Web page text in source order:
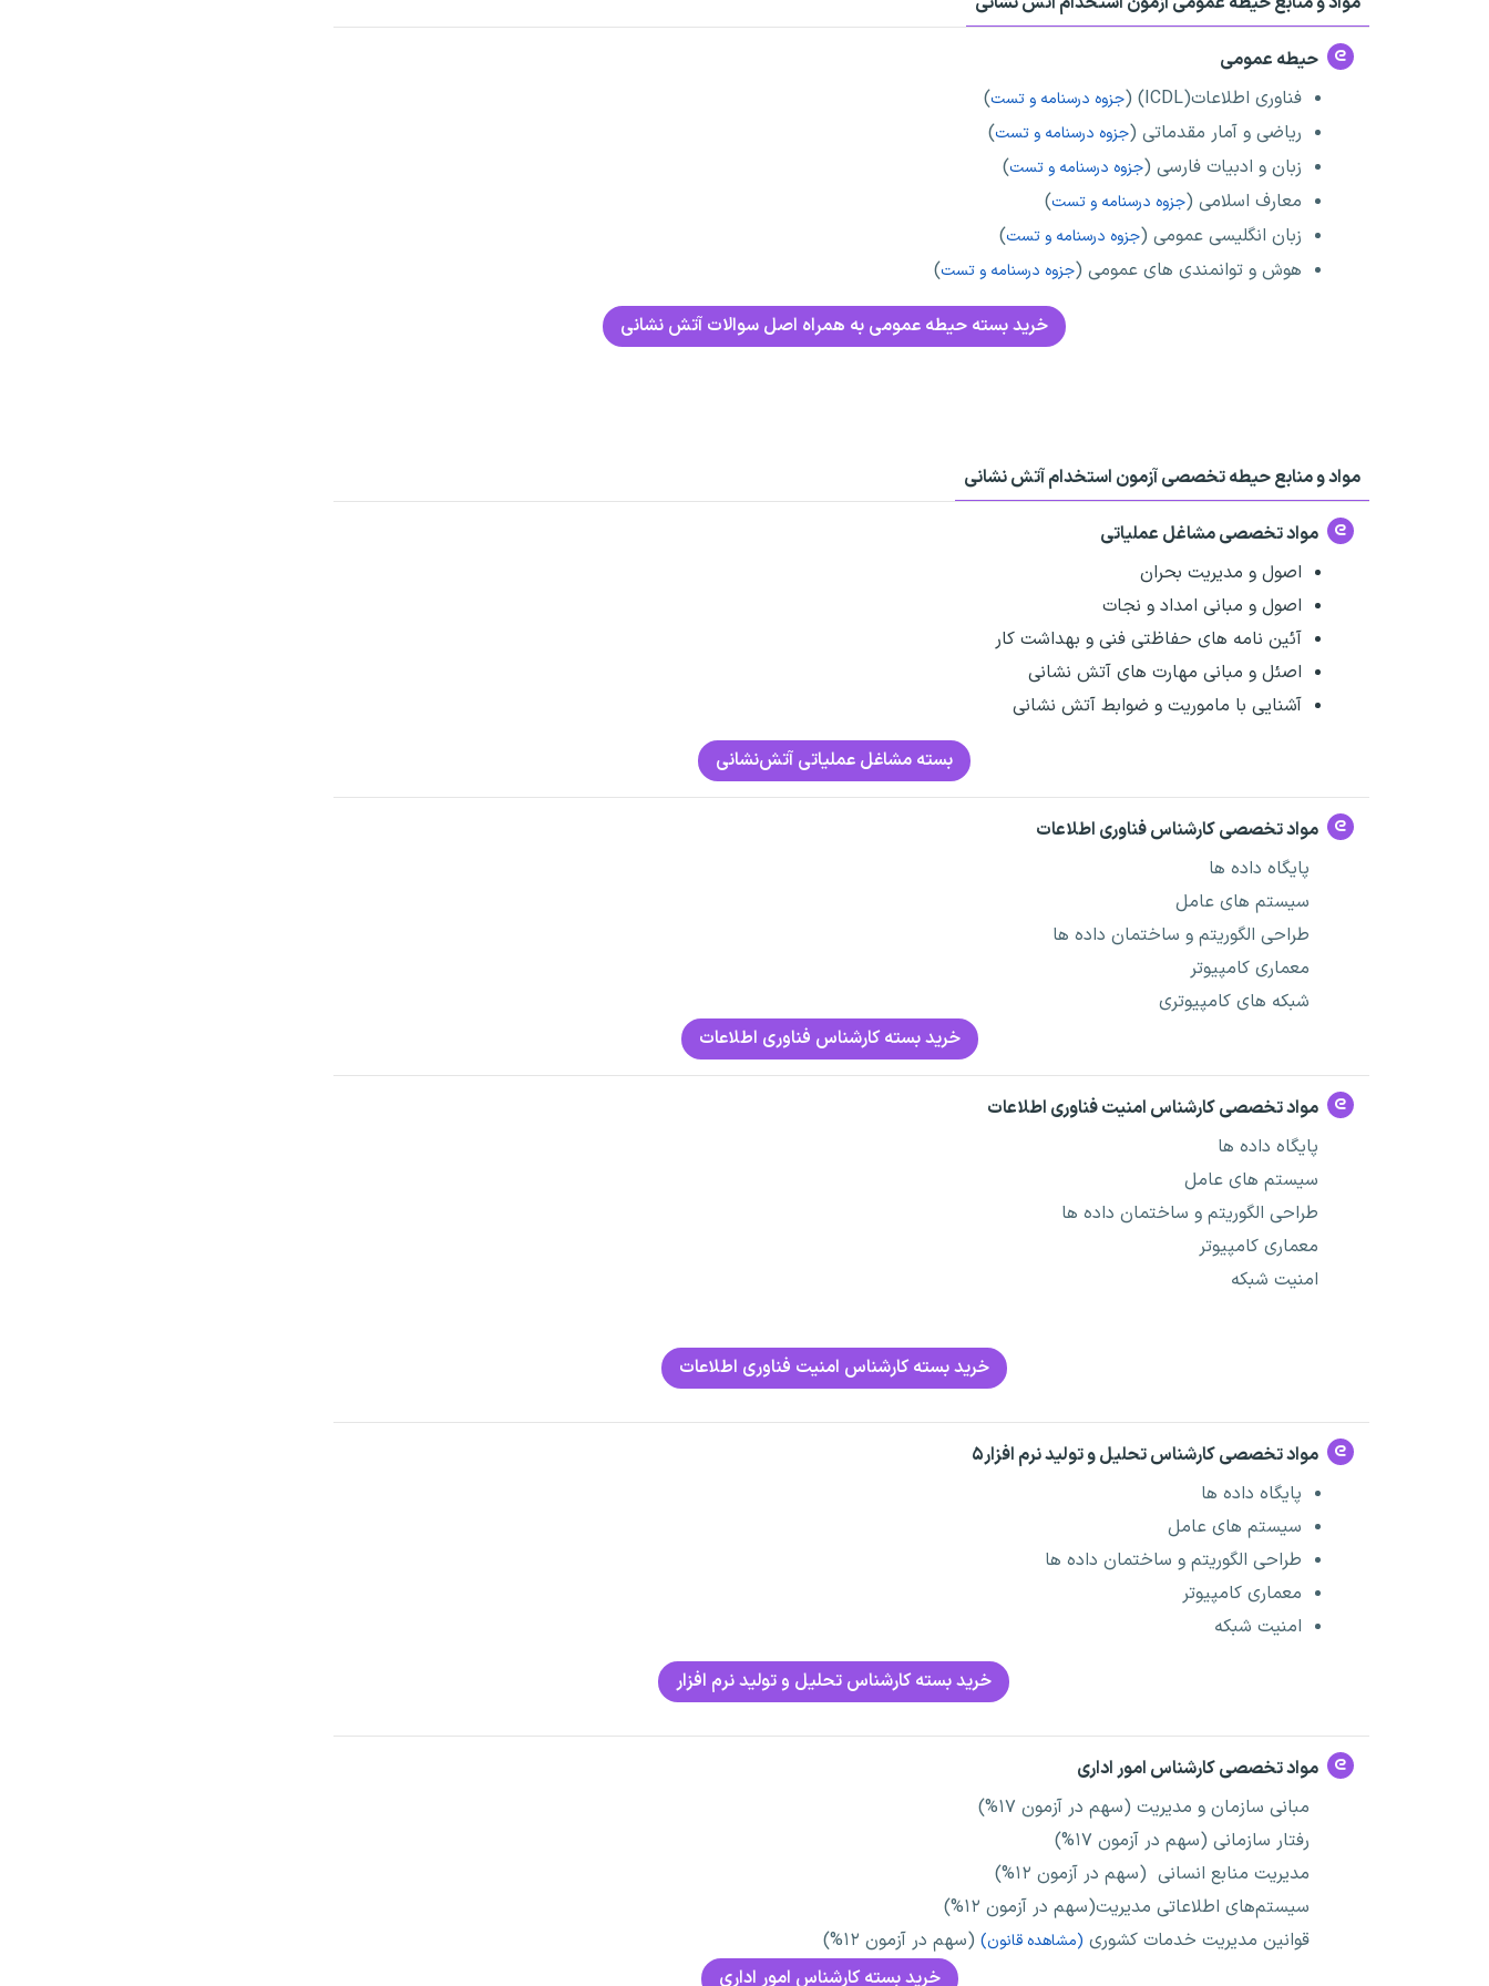
حیطه عمومی
فناوری اطلاعات(ICDL) (
جزوه درسنامه و تست)
ریاضی و آمار مقدماتی (جزوه درسنامه و تست)
زبان و ادبیات فارسی (جزوه درسنامه و تست)
معارف اسلامی (جزوه درسنامه و تست)
زبان انگلیسی عمومی (جزوه درسنامه و تست)
هوش و توانمندی های عمومی (جزوه درسنامه و تست)
خرید بسته حیطه عمومی به همراه اصل سوالات آتش نشانی
مواد و منابع حیطه تخصصی آزمون استخدام آتش نشانی
مواد تخصصی مشاغل عملیاتی
اصول و مدیریت بحران
اصول و مبانی امداد و نجات
آئین نامه های حفاظتی فنی و بهداشت کار
اصئل و مبانی مهارت های آتش نشانی
آشنایی با ماموریت و ضوابط آتش نشانی
بسته مشاغل عملیاتی آتش‌نشانی
مواد تخصصی کارشناس فناوری اطلاعات
پایگاه داده ها
سیستم های عامل
طراحی الگوریتم و ساختمان داده ها
معماری کامپیوتر
شبکه های کامپیوتری
خرید بسته کارشناس فناوری اطلاعات
مواد تخصصی کارشناس امنیت فناوری اطلاعات
پایگاه داده ها
سیستم های عامل
طراحی الگوریتم و ساختمان داده ها
معماری کامپیوتر
امنیت شبکه
خرید بسته کارشناس امنیت فناوری اطلاعات
مواد تخصصی کارشناس تحلیل و تولید نرم افزار۵
پایگاه داده ها
سیستم های عامل
طراحی الگوریتم و ساختمان داده ها
معماری کامپیوتر
امنیت شبکه
خرید بسته کارشناس تحلیل و تولید نرم افزار
مواد تخصصی کارشناس امور اداری
مبانی سازمان و مدیریت (سهم در آزمون ۱۷%)
رفتار سازمانی (سهم در آزمون ۱۷%)
مدیریت منابع انسانی (سهم در آزمون ۱۲%)
سیستم‌های اطلاعاتی مدیریت(سهم در آزمون ۱۲%)
قوانین مدیریت خدمات کشوری (مشاهده قانون) (سهم در آزمون ۱۲%)
خرید بسته کارشناس امور اداری